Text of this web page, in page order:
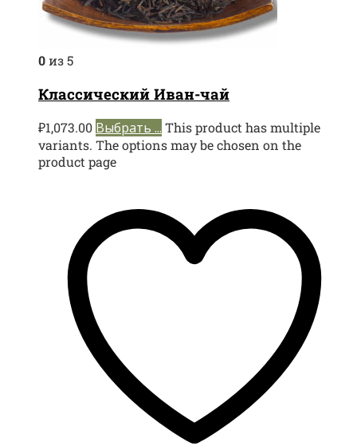
0из 5
Классический Иван-чай
₽1,073.00 Выбрать ... This product has multiple
variants. The options may be chosen on the
product page